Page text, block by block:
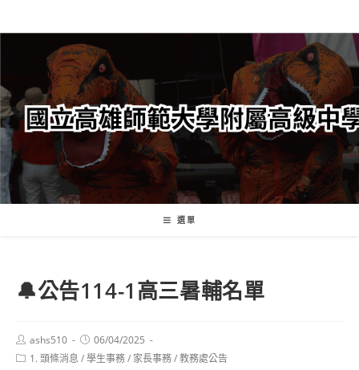
轉
要
內
容
選單
🔔公告114-1高三暑輔名單
Post
author:
ashs510
Post
published:
06/04/2025
Post1. 頭條消息 /學生事務/ 家長事務/教務處公告